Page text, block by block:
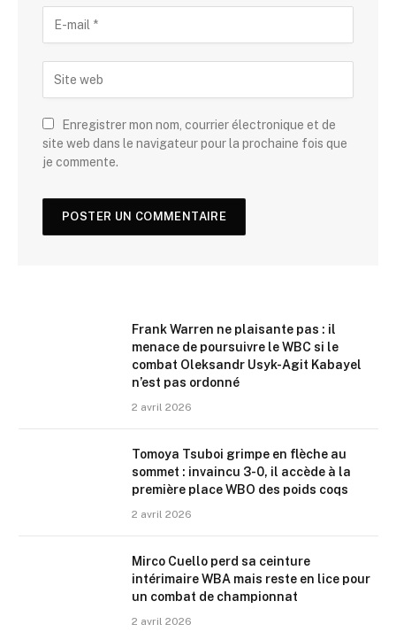
Enregistrer mon nom, courrier électronique et de
site web dans le navigateur pour la prochaine fois que
je commente.
Frank Warren ne plaisante pas : il
menace de poursuivre le WBC si le
combat Oleksandr Usyk-Agit Kabayel
n’est pas ordonné
2 avril 2026
Tomoya Tsuboi grimpe en flèche au
sommet : invaincu 3-0, il accède à la
première place WBO des poids coqs
2 avril 2026
Mirco Cuello perd sa ceinture
intérimaire WBA mais reste en lice pour
un combat de championnat
2 avril 2026